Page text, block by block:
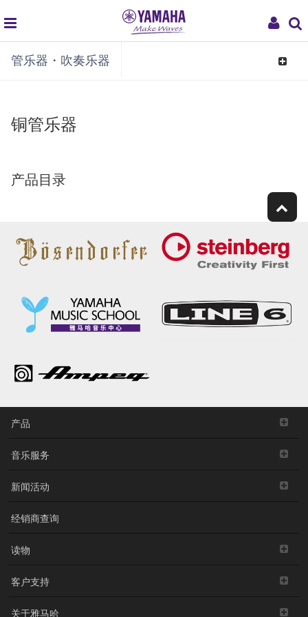
My
global
navigation
管乐器・吹奏乐器
Toggle
铜管乐器
产品目录
产品
音乐服务
新闻活动
经销商查询
读物
客户支持
关于雅马哈